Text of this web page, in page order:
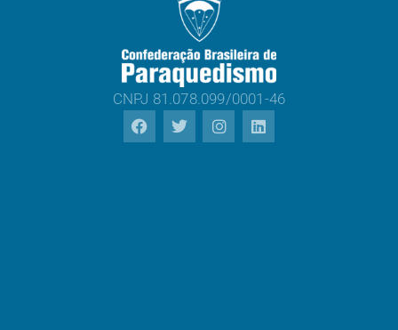
CNPJ 81.078.099/0001-46